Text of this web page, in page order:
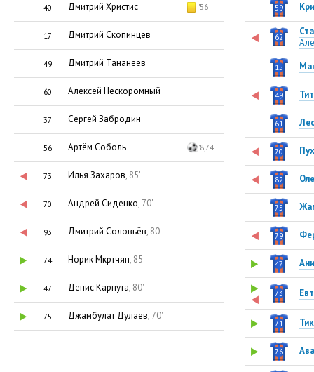
40 Дмитрий Христис '56
17 Дмитрий Скопинцев
49 Дмитрий Тананеев
60 Алексей Нескоромный
37 Сергей Забродин
56 Артём Соболь '8,74
73 Илья Захаров, 85'
70 Андрей Сиденко, 70'
93 Дмитрий Соловьёв, 80'
74 Норик Мкртчян, 85'
47 Денис Карнута, 80'
75 Джамбулат Дулаев, 70'
59
62
15
49
61
70
82
75
79
47
73
71
76